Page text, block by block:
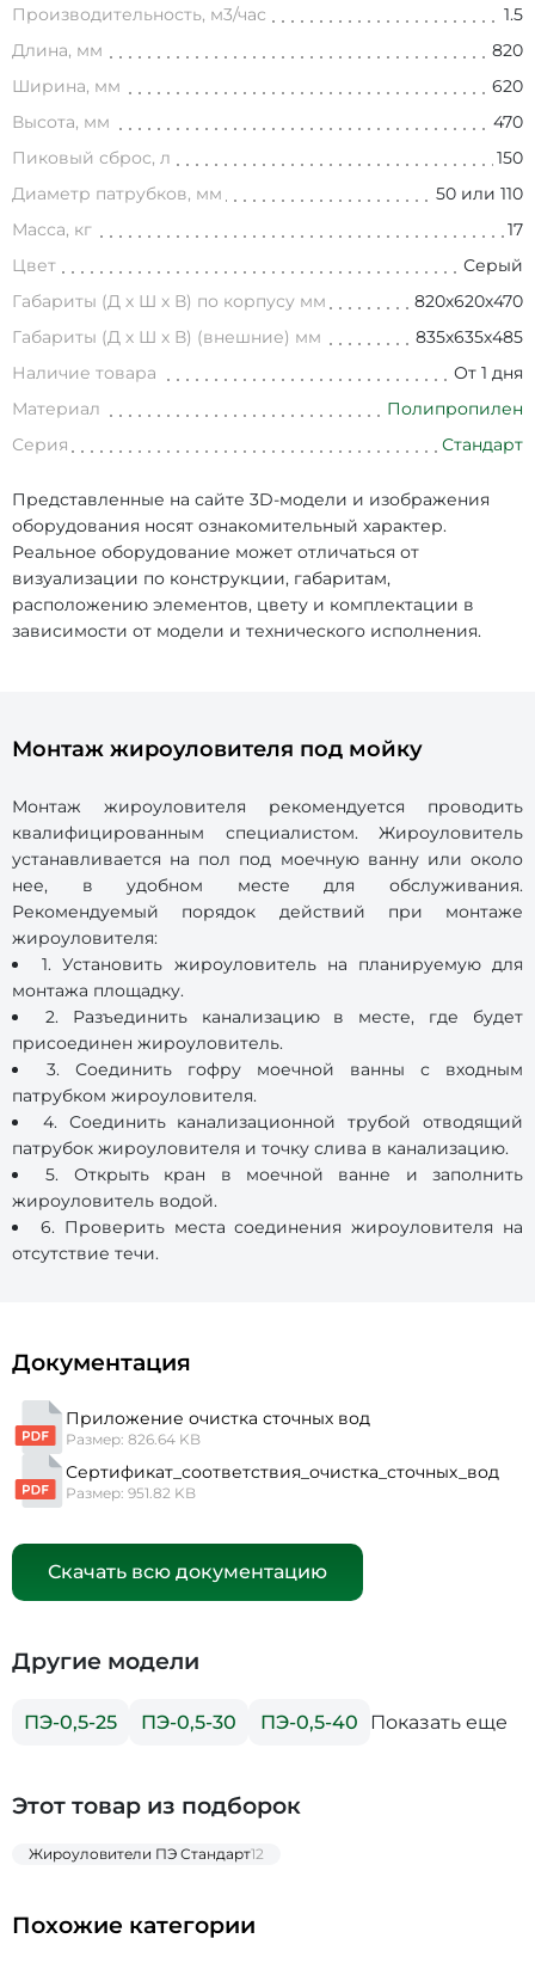
Производительность, м3/час
1.5
Длина, мм
820
Ширина, мм
620
Высота, мм
470
Пиковый сброс, л
150
Диаметр патрубков, мм
50 или 110
Масса, кг
17
Цвет
Серый
Габариты (Д х Ш х В) по корпусу мм
820х620х470
Габариты (Д х Ш х В) (внешние) мм
835х635х485
Наличие товара
От 1 дня
Материал
Полипропилен
Серия
Стандарт
Представленные на сайте 3D-модели и изображения
оборудования носят ознакомительный характер.
Реальное оборудование может отличаться от
визуализации по конструкции, габаритам,
расположению элементов, цвету и комплектации в
зависимости от модели и технического исполнения.
Монтаж жироуловителя под мойку
Монтаж жироуловителя рекомендуется проводить
квалифицированным специалистом. Жироуловитель
устанавливается на пол под моечную ванну или около
нее, в удобном месте для обслуживания.
Рекомендуемый порядок действий при монтаже
жироуловителя:
1. Установить жироуловитель на планируемую для
монтажа площадку.
2. Разъединить канализацию в месте, где будет
присоединен жироуловитель.
3. Соединить гофру моечной ванны с входным
патрубком жироуловителя.
4. Соединить канализационной трубой отводящий
патрубок жироуловителя и точку слива в канализацию.
5. Открыть кран в моечной ванне и заполнить
жироуловитель водой.
6. Проверить места соединения жироуловителя на
отсутствие течи.
Документация
Приложение очистка сточных вод
Размер: 826.64 KB
Сертификат_соответствия_очистка_сточных_вод
Размер: 951.82 KB
Скачать всю документацию
Другие модели
ПЭ-0,5-25 ПЭ-0,5-30 ПЭ-0,5-40 Показать еще
Этот товар из подборок
Жироуловители ПЭ Стандарт12
Похожие категории